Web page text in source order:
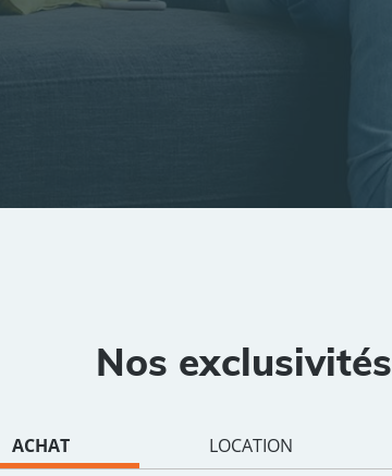
Nos exclusivités
ACHAT LOCATION